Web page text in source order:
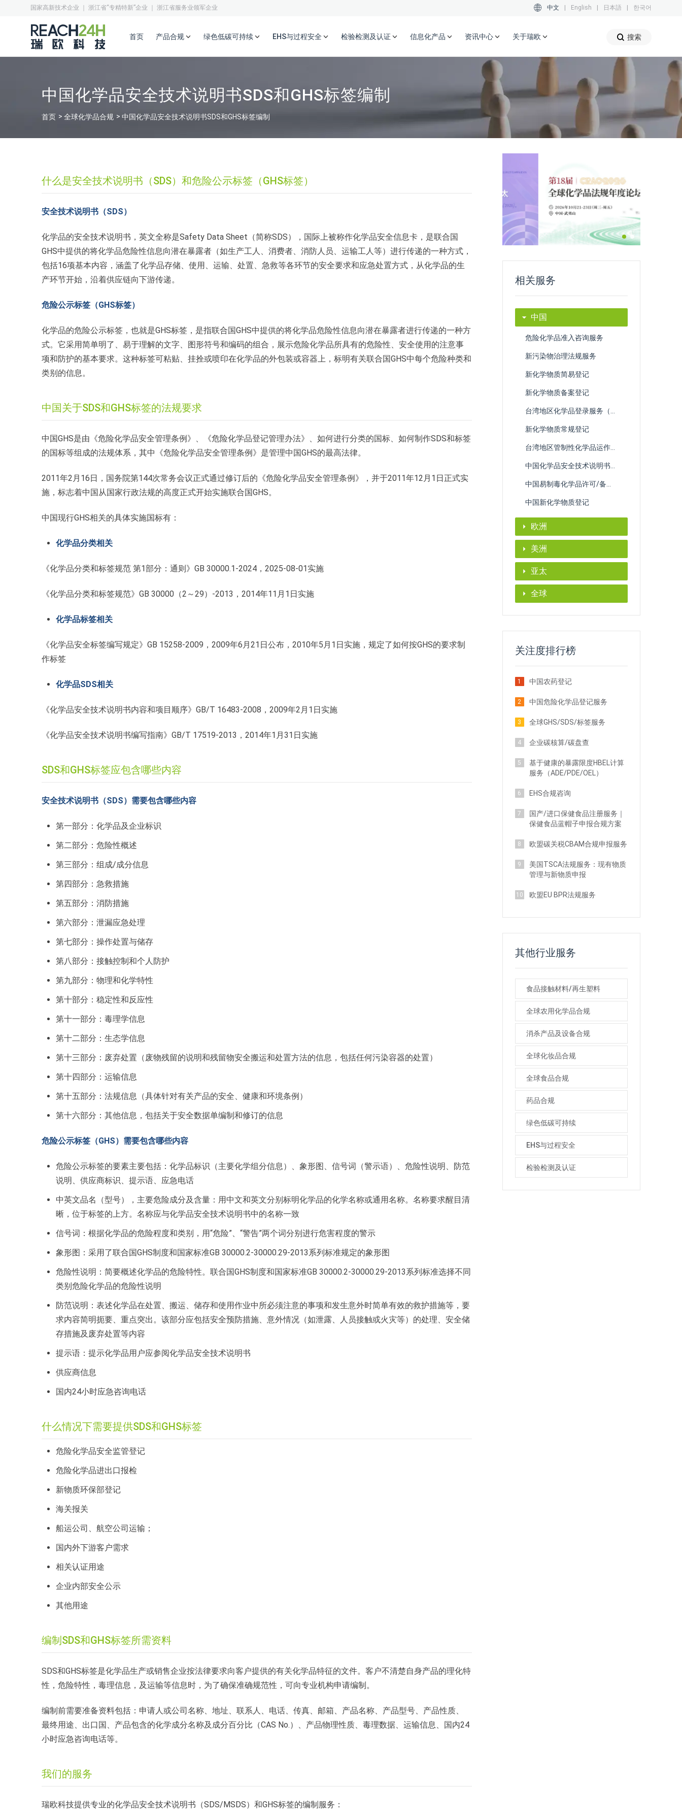
国家高新技术企业 ｜ 浙江省“专精特新”企业 ｜ 浙江省服务业领军企业 中文 English 日本語 한국어
首页 产品合规 绿色低碳可持续 EHS与过程安全 检验检测及认证 信息化产品 资讯中心 关于瑞欧 搜索
中国化学品安全技术说明书SDS和GHS标签编制
首页 全球化学品合规 中国化学品安全技术说明书SDS和GHS标签编制
什么是安全技术说明书（SDS）和危险公示标签（GHS标签）
安全技术说明书（SDS）
化学品的安全技术说明书，英文全称是Safety Data Sheet（简称SDS），国际上被称作化学品安全信息卡，是联合国
GHS中提供的将化学品危险性信息向潜在暴露者（如生产工人、消费者、消防人员、运输工人等）进行传递的一种方式，
包括16项基本内容，涵盖了化学品存储、使用、运输、处置、急救等各环节的安全要求和应急处置方式，从化学品的生
产环节开始，沿着供应链向下游传递。
危险公示标签（GHS标签）
化学品的危险公示标签，也就是GHS标签，是指联合国GHS中提供的将化学品危险性信息向潜在暴露者进行传递的一种方
式。它采用简单明了、易于理解的文字、图形符号和编码的组合，展示危险化学品所具有的危险性、安全使用的注意事
项和防护的基本要求。这种标签可粘贴、挂拴或喷印在化学品的外包装或容器上，标明有关联合国GHS中每个危险种类和
类别的信息。
中国关于SDS和GHS标签的法规要求
中国GHS是由《危险化学品安全管理条例》、《危险化学品登记管理办法》、如何进行分类的国标、如何制作SDS和标签
的国标等组成的法规体系，其中《危险化学品安全管理条例》是管理中国GHS的最高法律。
2011年2月16日，国务院第144次常务会议正式通过修订后的《危险化学品安全管理条例》，并于2011年12月1日正式实
施，标志着中国从国家行政法规的高度正式开始实施联合国GHS。
中国现行GHS相关的具体实施国标有：
化学品分类相关
《化学品分类和标签规范 第1部分：通则》GB 30000.1-2024，2025-08-01实施
《化学品分类和标签规范》GB 30000（2～29）-2013，2014年11月1日实施
化学品标签相关
《化学品安全标签编写规定》GB 15258-2009，2009年6月21日公布，2010年5月1日实施，规定了如何按GHS的要求制
作标签
化学品SDS相关
《化学品安全技术说明书内容和项目顺序》GB/T 16483-2008，2009年2月1日实施
《化学品安全技术说明书编写指南》GB/T 17519-2013，2014年1月31日实施
SDS和GHS标签应包含哪些内容
安全技术说明书（SDS）需要包含哪些内容
第一部分：化学品及企业标识
第二部分：危险性概述
第三部分：组成/成分信息
第四部分：急救措施
第五部分：消防措施
第六部分：泄漏应急处理
第七部分：操作处置与储存
第八部分：接触控制和个人防护
第九部分：物理和化学特性
第十部分：稳定性和反应性
第十一部分：毒理学信息
第十二部分：生态学信息
第十三部分：废弃处置（废物残留的说明和残留物安全搬运和处置方法的信息，包括任何污染容器的处置）
第十四部分：运输信息
第十五部分：法规信息（具体针对有关产品的安全、健康和环境条例）
第十六部分：其他信息，包括关于安全数据单编制和修订的信息
危险公示标签（GHS）需要包含哪些内容
危险公示标签的要素主要包括：化学品标识（主要化学组分信息）、象形图、信号词（警示语）、危险性说明、防范
说明、供应商标识、提示语、应急电话
中英文品名（型号），主要危险成分及含量：用中文和英文分别标明化学品的化学名称或通用名称。名称要求醒目清
晰，位于标签的上方。名称应与化学品安全技术说明书中的名称一致
信号词：根据化学品的危险程度和类别，用“危险”、“警告”两个词分别进行危害程度的警示
象形图：采用了联合国GHS制度和国家标准GB 30000.2-30000.29-2013系列标准规定的象形图
危险性说明：简要概述化学品的危险特性。联合国GHS制度和国家标准GB 30000.2-30000.29-2013系列标准选择不同
类别危险化学品的危险性说明
防范说明：表述化学品在处置、搬运、储存和使用作业中所必须注意的事项和发生意外时简单有效的救护措施等，要
求内容简明扼要、重点突出。该部分应包括安全预防措施、意外情况（如泄露、人员接触或火灾等）的处理、安全储
存措施及废弃处置等内容
提示语：提示化学品用户应参阅化学品安全技术说明书
供应商信息
国内24小时应急咨询电话
什么情况下需要提供SDS和GHS标签
危险化学品安全监管登记
危险化学品进出口报检
新物质环保部登记
海关报关
船运公司、航空公司运输；
国内外下游客户需求
相关认证用途
企业内部安全公示
其他用途
编制SDS和GHS标签所需资料
SDS和GHS标签是化学品生产或销售企业按法律要求向客户提供的有关化学品特征的文件。客户不清楚自身产品的理化特
性，危险特性，毒理信息，及运输等信息时，为了确保准确规范性，可向专业机构申请编制。
编制前需要准备资料包括：申请人或公司名称、地址、联系人、电话、传真、邮箱、产品名称、产品型号、产品性质、
最终用途、出口国、产品包含的化学成分名称及成分百分比（CAS No.）、产品物理性质、毒理数据、运输信息、国内24
小时应急咨询电话等。
我们的服务
瑞欧科技提供专业的化学品安全技术说明书（SDS/MSDS）和GHS标签的编制服务：
相关服务
中国
危险化学品准入咨询服务
新污染物治理法规服务
新化学物质简易登记
新化学物质备案登记
新化学物质常规登记
台湾地区管制性化学品运作许可申请
中国新化学物质登记
欧洲
美洲
亚太
全球
关注度排行榜
1 中国农药登记
2 中国危险化学品登记服务
3 全球GHS/SDS/标签服务
4 企业碳核算/碳盘查
5
基于健康的暴露限度HBEL计算
服务（ADE/PDE/OEL）
6 EHS合规咨询
7
国产/进口保健食品注册服务｜
保健食品蓝帽子申报合规方案
8 欧盟碳关税CBAM合规申报服务
9
美国TSCA法规服务：现有物质
管理与新物质申报
10 欧盟EU BPR法规服务
其他行业服务
食品接触材料/再生塑料
全球农用化学品合规
消杀产品及设备合规
全球化妆品合规
全球食品合规
药品合规
绿色低碳可持续
EHS与过程安全
检验检测及认证